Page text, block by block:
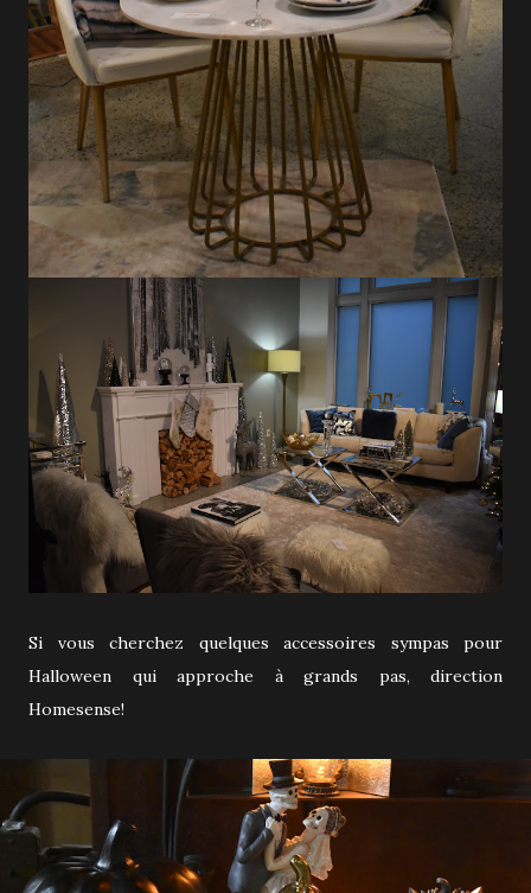
Si vous cherchez quelques accessoires sympas pour
Halloween qui approche à grands pas, direction
Homesense!